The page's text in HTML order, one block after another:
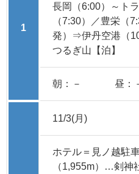
1
長岡（6:00）～ト
（7:30）／豊栄（
発）⇒伊丹空港（
つるぎ山【泊】
朝：－ 昼：
11/3(月)
ホテル＝見ノ越駐
（1,955m）…剣神